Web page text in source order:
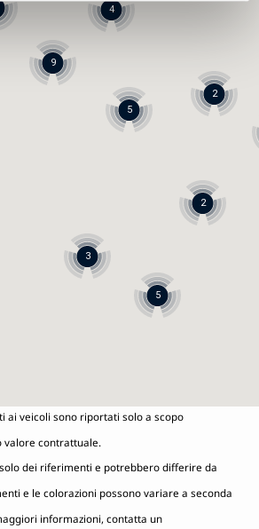
4
2
5
9
5
2
3
ai veicoli sono riportati solo a scopo
valore contrattuale.
dei riferimenti e potrebbero differire da
e le colorazioni possono variare a seconda
informazioni, contatta un